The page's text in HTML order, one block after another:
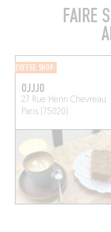
FAIRE
COFFEE SHOP
OJJJO
27 Rue Henri Chevreau
Paris (75020)